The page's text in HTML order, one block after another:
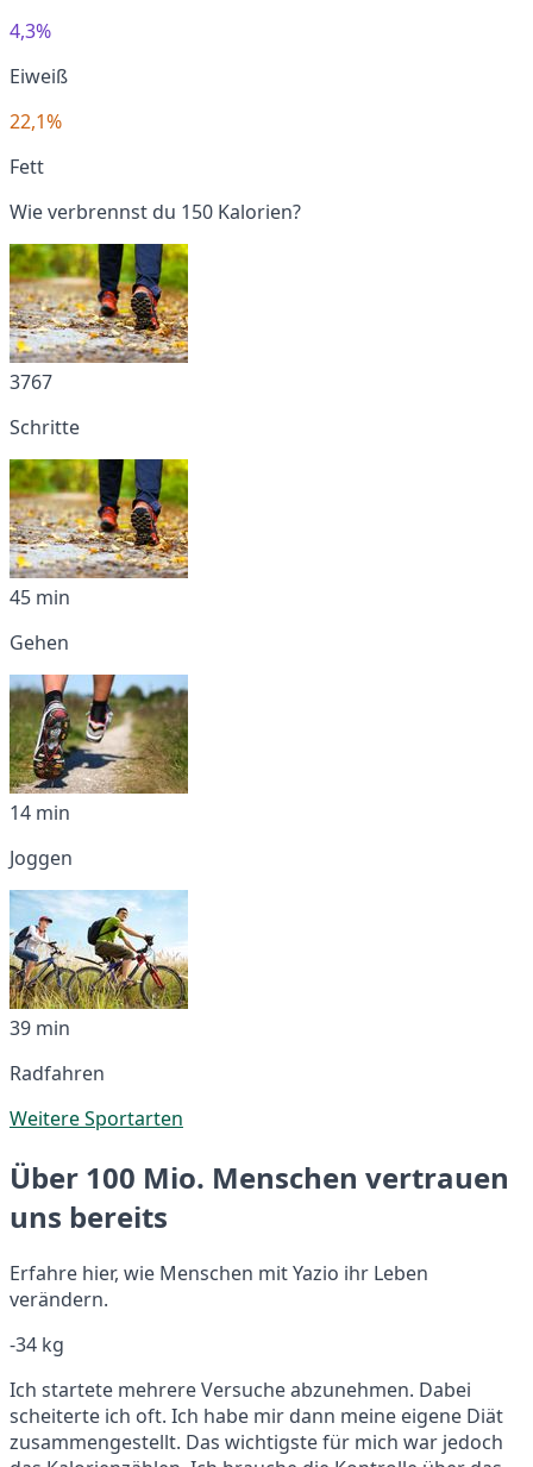
4,3%
Eiweiß
22,1%
Fett
Wie verbrennst du 150 Kalorien?
3767
Schritte
45 min
Gehen
14 min
Joggen
39 min
Radfahren
Weitere Sportarten
Über 100 Mio. Menschen vertrauen
uns bereits
Erfahre hier, wie Menschen mit Yazio ihr Leben
verändern.
-34 kg
Ich startete mehrere Versuche abzunehmen. Dabei
scheiterte ich oft. Ich habe mir dann meine eigene Diät
zusammengestellt. Das wichtigste für mich war jedoch